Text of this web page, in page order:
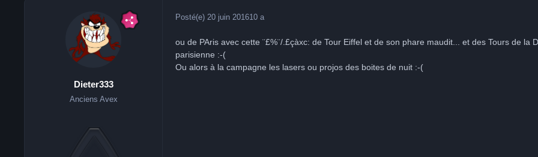
Dieter333
Anciens Avex
Posté(e) 20 juin 201610 a
ou de PAris avec cette ¨£%¨/.£çàxc: de Tour Eiffel et de son phare maudit... et des Tours de
parisienne :-(
Ou alors à la campagne les lasers ou projos des boites de nuit :-(